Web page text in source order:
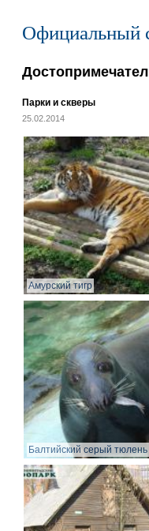
Официальный
Парки и скверы
25.02.2014
Амурский тигр
Балтийский серый тюлень